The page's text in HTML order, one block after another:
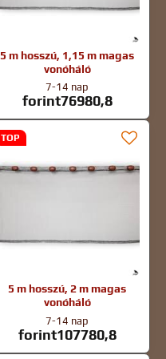
5 m hosszú, 1,15 m magas
vonóháló
7-14 nap
forint76980,8
TOP
5 m hosszú, 2 m magas
vonóháló
7-14 nap
forint107780,8